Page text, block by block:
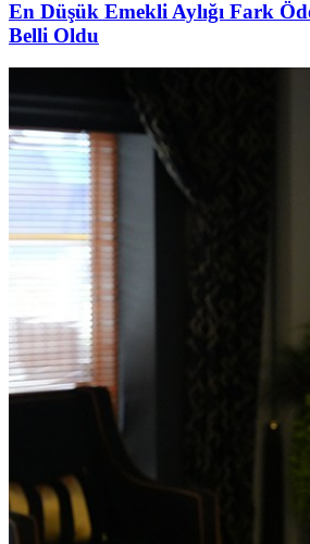
En Düşük Emekli Aylığı Fark
Belli Oldu